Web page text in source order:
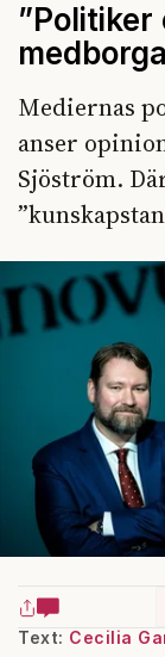
Mediernas
anser
Sjöström.
Text: Cecilia